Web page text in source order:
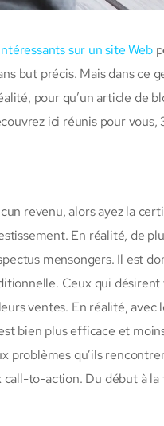
sur un site Web
but précis. Mais dans ce
pour qu’un article de
ici réunis pour vous,
revenu, alors ayez la
En réalité, de
mensongers. Il est
Ceux qui
ventes. En réalité, avec
bien plus efficace et
qu’ils
to-action. Du début à